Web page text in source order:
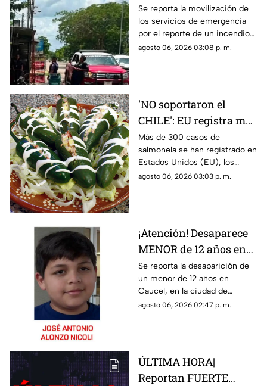
de agosto en comercio
al sur de Mérida;
genera movilización
Se reporta la movilización de
los servicios de emergencia
por el reporte de un incendio
al interior del comercio en la
agosto 06, 2026 03:08 p. m.
'NO soportaron el
CHILE': EU registra más
de 300 brotes de
salmonela
provenientes de
jalapeños de México
Más de 300 casos de
salmonela se han registrado en
Estados Unidos (EU), los
cuales eran provenientes de
agosto 06, 2026 03:03 p. m.
¡Atención! Desaparece
MENOR de 12 años en
Mérida, activan Alerta
Amber en todo el
estado
Se reporta la desaparición de
un menor de 12 años en
Caucel, en la ciudad de
Mérida. Activan una Alerta
agosto 06, 2026 02:47 p. m.
ÚLTIMA HORA|
Reportan FUERTE